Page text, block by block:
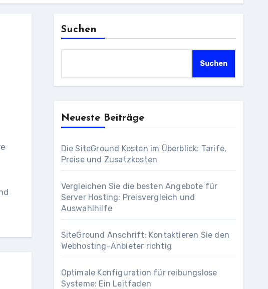
Suchen
Suchen
Neueste Beiträge
Die SiteGround Kosten im Überblick: Tarife,
Preise und Zusatzkosten
Vergleichen Sie die besten Angebote für
Server Hosting: Preisvergleich und
Auswahlhilfe
SiteGround Anschrift: Kontaktieren Sie den
Webhosting-Anbieter richtig
Optimale Konfiguration für reibungslose
Systeme: Ein Leitfaden